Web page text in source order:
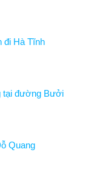
đi Hà Tĩnh
tại đường Bưởi
Quang